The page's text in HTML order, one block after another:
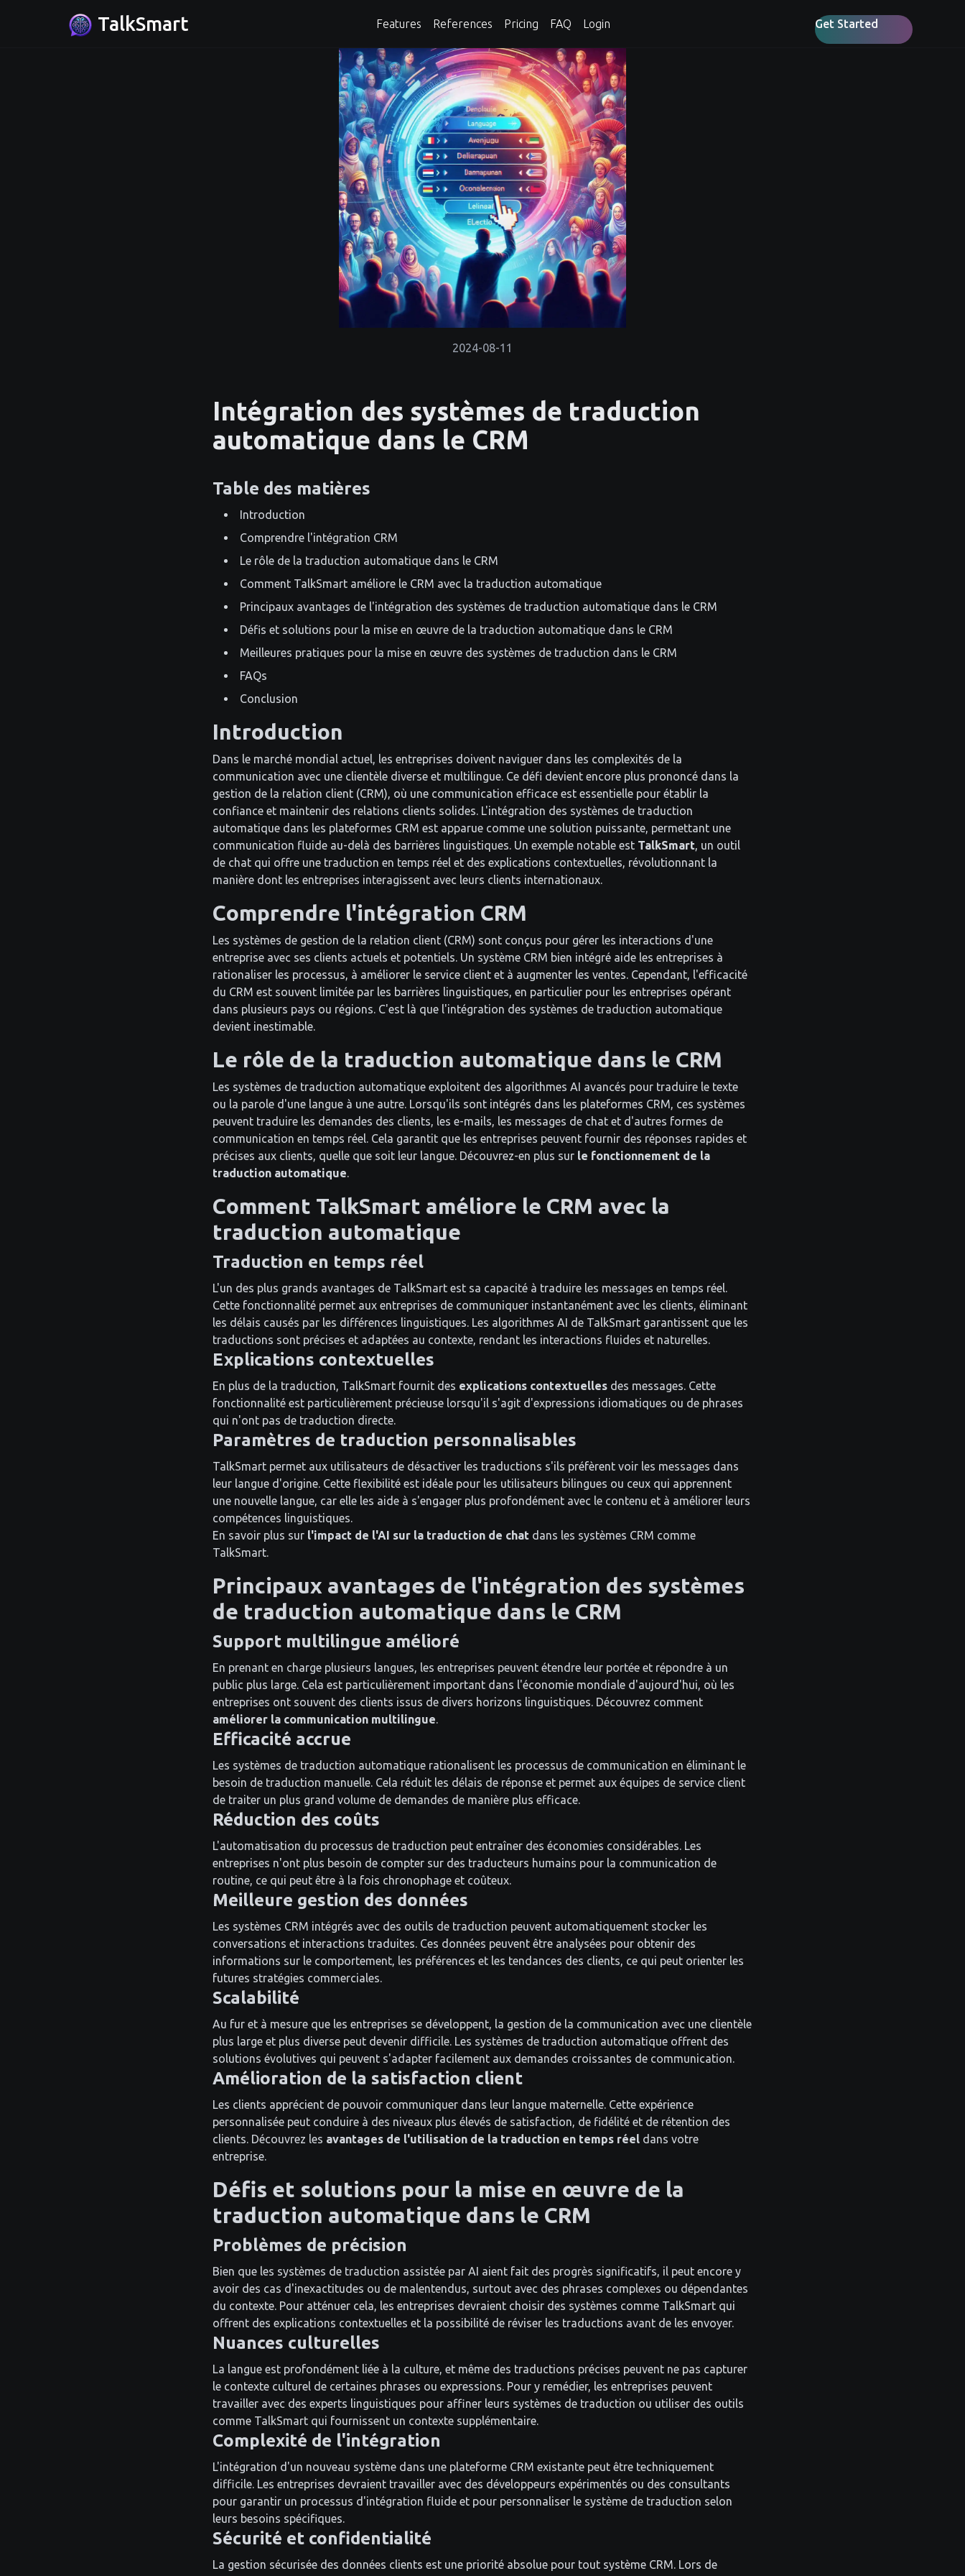
TalkSmart Features References Pricing FAQ Login Get Started
2024-08-11
Intégration des systèmes de traduction
automatique dans le CRM
Table des matières
Introduction
Comprendre l'intégration CRM
Le rôle de la traduction automatique dans le CRM
Comment TalkSmart améliore le CRM avec la traduction automatique
Principaux avantages de l'intégration des systèmes de traduction automatique dans le CRM
Défis et solutions pour la mise en œuvre de la traduction automatique dans le CRM
Meilleures pratiques pour la mise en œuvre des systèmes de traduction dans le CRM
FAQs
Conclusion
Introduction
Dans le marché mondial actuel, les entreprises doivent naviguer dans les complexités de la
communication avec une clientèle diverse et multilingue. Ce défi devient encore plus prononcé dans la
gestion de la relation client (CRM), où une communication efficace est essentielle pour établir la
confiance et maintenir des relations clients solides. L'intégration des systèmes de traduction
automatique dans les plateformes CRM est apparue comme une solution puissante, permettant une
communication fluide au-delà des barrières linguistiques. Un exemple notable est TalkSmart, un outil
de chat qui offre une traduction en temps réel et des explications contextuelles, révolutionnant la
manière dont les entreprises interagissent avec leurs clients internationaux.
Comprendre l'intégration CRM
Les systèmes de gestion de la relation client (CRM) sont conçus pour gérer les interactions d'une
entreprise avec ses clients actuels et potentiels. Un système CRM bien intégré aide les entreprises à
rationaliser les processus, à améliorer le service client et à augmenter les ventes. Cependant, l'efficacité
du CRM est souvent limitée par les barrières linguistiques, en particulier pour les entreprises opérant
dans plusieurs pays ou régions. C'est là que l'intégration des systèmes de traduction automatique
devient inestimable.
Le rôle de la traduction automatique dans le CRM
Les systèmes de traduction automatique exploitent des algorithmes AI avancés pour traduire le texte
ou la parole d'une langue à une autre. Lorsqu'ils sont intégrés dans les plateformes CRM, ces systèmes
peuvent traduire les demandes des clients, les e-mails, les messages de chat et d'autres formes de
communication en temps réel. Cela garantit que les entreprises peuvent fournir des réponses rapides et
précises aux clients, quelle que soit leur langue. Découvrez-en plus sur le fonctionnement de la
traduction automatique.
Comment TalkSmart améliore le CRM avec la
traduction automatique
Traduction en temps réel
L'un des plus grands avantages de TalkSmart est sa capacité à traduire les messages en temps réel.
Cette fonctionnalité permet aux entreprises de communiquer instantanément avec les clients, éliminant
les délais causés par les différences linguistiques. Les algorithmes AI de TalkSmart garantissent que les
traductions sont précises et adaptées au contexte, rendant les interactions fluides et naturelles.
Explications contextuelles
En plus de la traduction, TalkSmart fournit des explications contextuelles des messages. Cette
fonctionnalité est particulièrement précieuse lorsqu'il s'agit d'expressions idiomatiques ou de phrases
qui n'ont pas de traduction directe.
Paramètres de traduction personnalisables
TalkSmart permet aux utilisateurs de désactiver les traductions s'ils préfèrent voir les messages dans
leur langue d'origine. Cette flexibilité est idéale pour les utilisateurs bilingues ou ceux qui apprennent
une nouvelle langue, car elle les aide à s'engager plus profondément avec le contenu et à améliorer leurs
compétences linguistiques.
En savoir plus sur l'impact de l'AI sur la traduction de chat dans les systèmes CRM comme
TalkSmart.
Principaux avantages de l'intégration des systèmes
de traduction automatique dans le CRM
Support multilingue amélioré
En prenant en charge plusieurs langues, les entreprises peuvent étendre leur portée et répondre à un
public plus large. Cela est particulièrement important dans l'économie mondiale d'aujourd'hui, où les
entreprises ont souvent des clients issus de divers horizons linguistiques. Découvrez comment
améliorer la communication multilingue.
Efficacité accrue
Les systèmes de traduction automatique rationalisent les processus de communication en éliminant le
besoin de traduction manuelle. Cela réduit les délais de réponse et permet aux équipes de service client
de traiter un plus grand volume de demandes de manière plus efficace.
Réduction des coûts
L'automatisation du processus de traduction peut entraîner des économies considérables. Les
entreprises n'ont plus besoin de compter sur des traducteurs humains pour la communication de
routine, ce qui peut être à la fois chronophage et coûteux.
Meilleure gestion des données
Les systèmes CRM intégrés avec des outils de traduction peuvent automatiquement stocker les
conversations et interactions traduites. Ces données peuvent être analysées pour obtenir des
informations sur le comportement, les préférences et les tendances des clients, ce qui peut orienter les
futures stratégies commerciales.
Scalabilité
Au fur et à mesure que les entreprises se développent, la gestion de la communication avec une clientèle
plus large et plus diverse peut devenir difficile. Les systèmes de traduction automatique offrent des
solutions évolutives qui peuvent s'adapter facilement aux demandes croissantes de communication.
Amélioration de la satisfaction client
Les clients apprécient de pouvoir communiquer dans leur langue maternelle. Cette expérience
personnalisée peut conduire à des niveaux plus élevés de satisfaction, de fidélité et de rétention des
clients. Découvrez les avantages de l'utilisation de la traduction en temps réel dans votre
entreprise.
Défis et solutions pour la mise en œuvre de la
traduction automatique dans le CRM
Problèmes de précision
Bien que les systèmes de traduction assistée par AI aient fait des progrès significatifs, il peut encore y
avoir des cas d'inexactitudes ou de malentendus, surtout avec des phrases complexes ou dépendantes
du contexte. Pour atténuer cela, les entreprises devraient choisir des systèmes comme TalkSmart qui
offrent des explications contextuelles et la possibilité de réviser les traductions avant de les envoyer.
Nuances culturelles
La langue est profondément liée à la culture, et même des traductions précises peuvent ne pas capturer
le contexte culturel de certaines phrases ou expressions. Pour y remédier, les entreprises peuvent
travailler avec des experts linguistiques pour affiner leurs systèmes de traduction ou utiliser des outils
comme TalkSmart qui fournissent un contexte supplémentaire.
Complexité de l'intégration
L'intégration d'un nouveau système dans une plateforme CRM existante peut être techniquement
difficile. Les entreprises devraient travailler avec des développeurs expérimentés ou des consultants
pour garantir un processus d'intégration fluide et pour personnaliser le système de traduction selon
leurs besoins spécifiques.
Sécurité et confidentialité
La gestion sécurisée des données clients est une priorité absolue pour tout système CRM. Lors de